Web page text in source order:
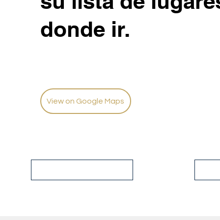
donde ir.
View on Google Maps